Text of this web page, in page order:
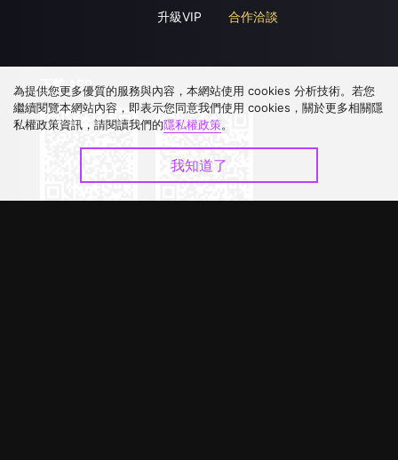
升級VIP
合作洽談
下載 APP
為提供您更多優質的服務與內容，本網站使用 cookies 分析技術。若您
繼續閱覽本網站內容，即表示您同意我們使用 cookies，關於更多相關隱
私權政策資訊，請閱讀我們的隱私權政策。
我知道了